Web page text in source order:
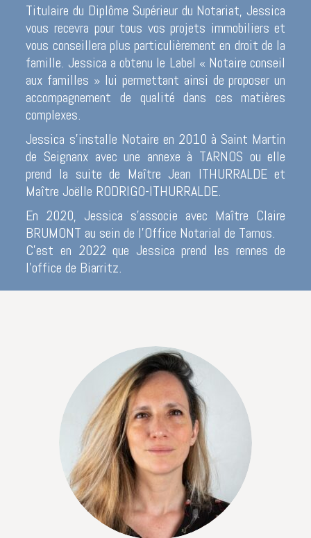
Titulaire du Diplôme Supérieur du Notariat, Jessica
vous recevra pour tous vos projets immobiliers et
vous conseillera plus particulièrement en droit de la
famille. Jessica a obtenu le Label « Notaire conseil
aux familles » lui permettant ainsi de proposer un
accompagnement de qualité dans ces matières
complexes.
Jessica s’installe Notaire en 2010 à Saint Martin
de Seignanx avec une annexe à TARNOS ou elle
prend la suite de Maître Jean ITHURRALDE et
Maître Joëlle RODRIGO-ITHURRALDE.
En 2020, Jessica s’associe avec Maître Claire
BRUMONT au sein de l’Office Notarial de Tarnos.
C’est en 2022 que Jessica prend les rennes de
l’office de Biarritz.